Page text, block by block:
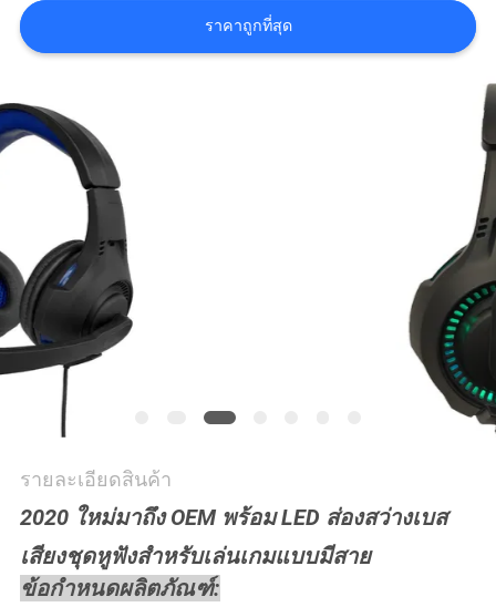
แผนผัง
PRIVACY
POLICY
ราคาถูกที่สุด
รายละเอียดสินค้า
2020 ใหม่มาถึง OEM พร้อม LED ส่องสว่างเบส
เสียงชุดหูฟังสำหรับเล่นเกมแบบมีสาย
ข้อกำหนดผลิตภัณฑ์: